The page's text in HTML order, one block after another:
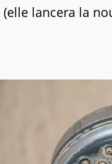
(elle lancera la